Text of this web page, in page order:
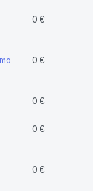
0 €
0 €
0 €
0 €
0 €